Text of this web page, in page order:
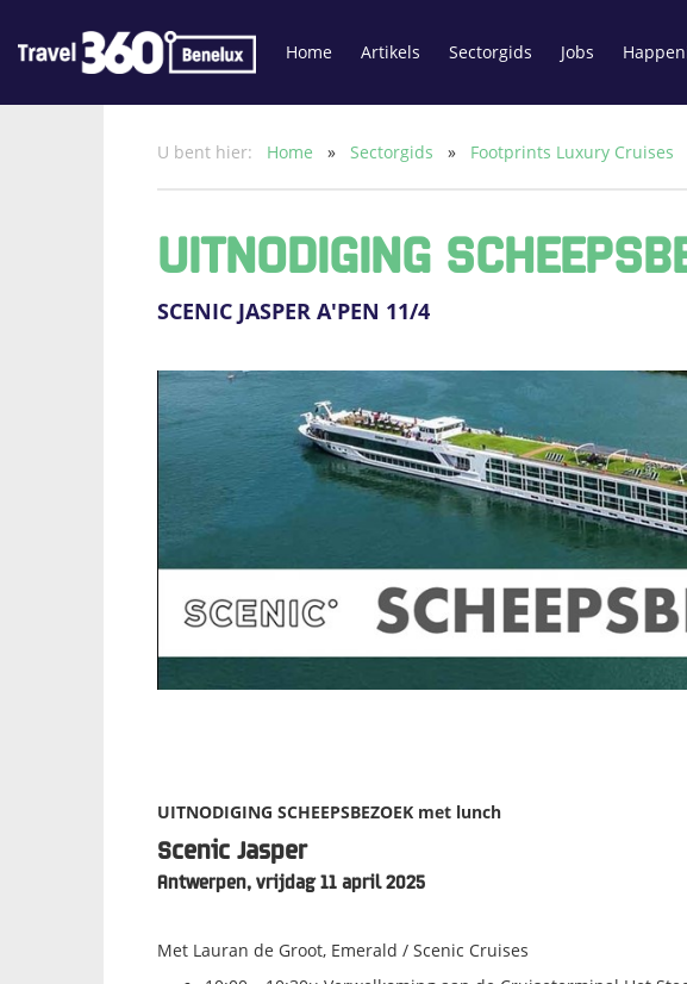
Home Artikels Sectorgids Jobs
U bent hier: Home » Sectorgids » Footprints Luxury Cruises
UITNODIGING
SCENIC JASPER A'PEN 11/4
UITNODIGING SCHEEPSBEZOEK met lunch
Scenic Jasper
Antwerpen, vrijdag 11 april 2025
Met Lauran de Groot, Emerald / Scenic Cruises